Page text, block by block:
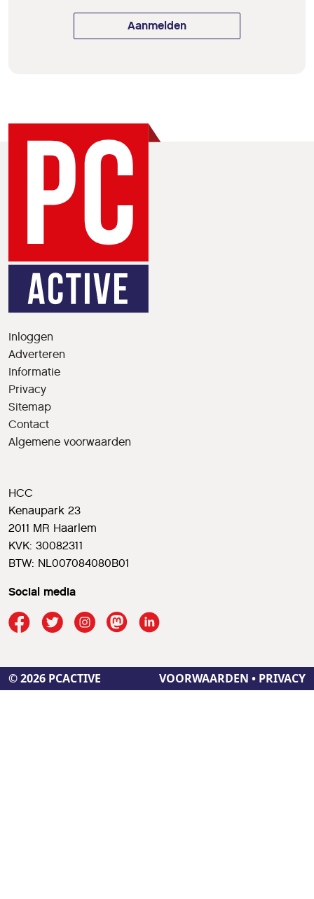
Aanmelden
Inloggen
Adverteren
Informatie
Privacy
Sitemap
Contact
Algemene voorwaarden
HCC
Kenaupark 23
2011 MR Haarlem
KVK: 30082311
BTW: NL007084080B01
Social media
© 2026 PCACTIVE VOORWAARDEN • PRIVACY